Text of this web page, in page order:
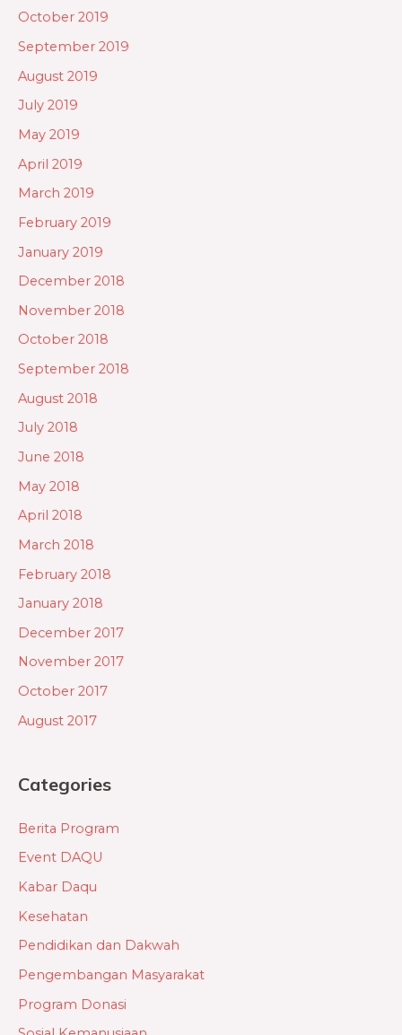
October 2019
September 2019
August 2019
July 2019
May 2019
April 2019
March 2019
February 2019
January 2019
December 2018
November 2018
October 2018
September 2018
August 2018
July 2018
June 2018
May 2018
April 2018
March 2018
February 2018
January 2018
December 2017
November 2017
October 2017
August 2017
Categories
Berita Program
Event DAQU
Kabar Daqu
Kesehatan
Pendidikan dan Dakwah
Pengembangan Masyarakat
Program Donasi